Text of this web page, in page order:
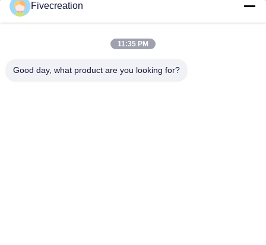
GaoXin, città di Jining, provincia di Shandong, Cina
Fivecreation
11:35 PM
Good day, what product are you looking for?